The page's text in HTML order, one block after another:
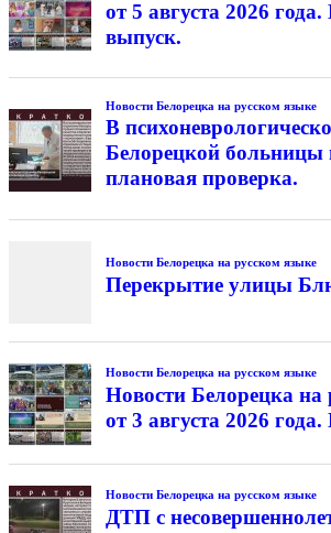
от 5 августа 2026
выпуск.
Новости Белорецка на русском языке
В
Белорецкой
плановая проверка.
Новости Белорецка на русском языке
Перекрытие улицы
Новости Белорецка на русском языке
Новости Белорецка на
от 3 августа 2026
Новости Белорецка на русском языке
ДТП с